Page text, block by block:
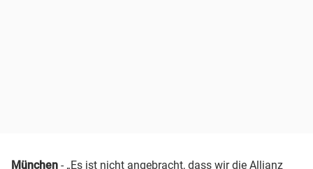
München - „Es ist nicht angebracht, dass wir die Allianz